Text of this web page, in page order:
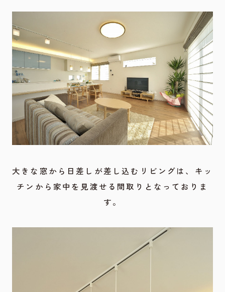
大きな窓から日差しが差し込むリビングは、キッ
チンから家中を見渡せる間取りとなっておりま
す。